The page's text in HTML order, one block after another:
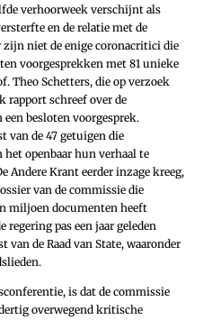
verhoorweek verschijnt als
en de relatie met de
niet de enige coronacritici die
voorgesprekken met 81 unieke
Theo Schetters, die op verzoek
rapport schreef over de
een besloten voorgesprek.
van de 47 getuigen die
openbaar hun verhaal te
Andere Krant eerder inzage kreeg,
van de commissie die
miljoen documenten heeft
pas een jaar geleden
de Raad van State, waaronder
is dat de commissie
overwegend kritische